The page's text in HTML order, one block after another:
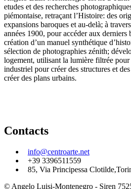
etudes et des recherches
piémontaise, retraçant l’Histoire: des
expansions baroques et au-delà; à
années 1900, pour accéder aux
création d’un manuel synthétique
sélection de photographies zénith;
logement, utilisant la lumière filtrée pour
industriel pour créer des structures et
créer des plans urbains.
Contacts
info@centroarte.net
+39 3396511559
85, Via Principessa
© Angelo Luisi-Montenegro - Siren